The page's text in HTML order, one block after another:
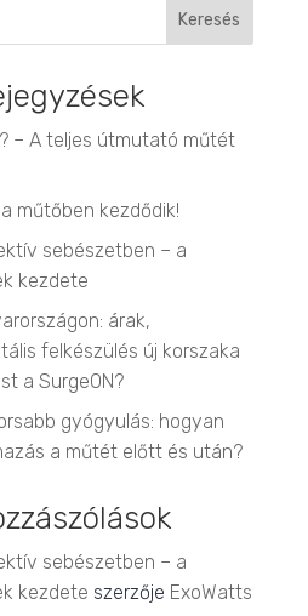
Keresés
– A teljes útmutató műtét
műtőben kezdődik!
sebészetben – a
kezdete
árak,
felkészülés új korszaka
a SurgeON?
gyógyulás: hogyan
a műtét előtt és után?
sebészetben – a
kezdete szerzője ExoWatts